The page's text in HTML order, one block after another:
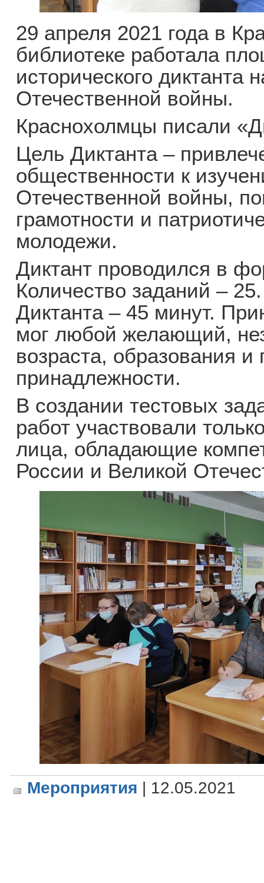
29 апреля 2021 года в
библиотеке работала
исторического диктанта
Отечественной войны.
Краснохолмцы писали
Цель Диктанта –
общественности к
Отечественной войны,
грамотности и
молодежи.
Диктант проводился в
Количество заданий –
Диктанта – 45 минут.
мог любой желающий,
возраста, образования и
принадлежности.
В создании тестовых
работ участвовали
лица, обладающие
России и Великой
Мероприятия | 12.05.2021